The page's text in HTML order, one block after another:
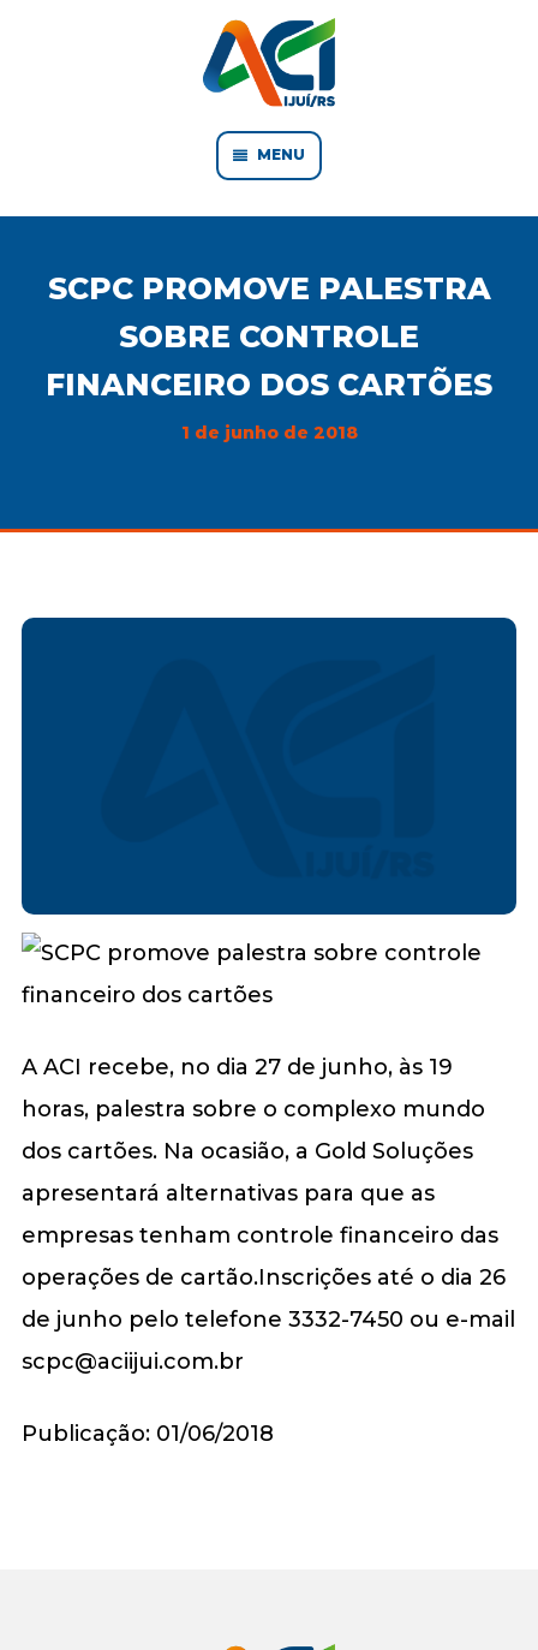
MENU
SCPC PROMOVE PALESTRA
SOBRE CONTROLE
FINANCEIRO DOS CARTÕES
1 de junho de 2018
A ACI recebe, no dia 27 de junho, às 19
horas, palestra sobre o complexo mundo
dos cartões. Na ocasião, a Gold Soluções
apresentará alternativas para que as
empresas tenham controle financeiro das
operações de cartão.Inscrições até o dia 26
de junho pelo telefone 3332-7450 ou e-mail
scpc@aciijui.com.br
Publicação: 01/06/2018